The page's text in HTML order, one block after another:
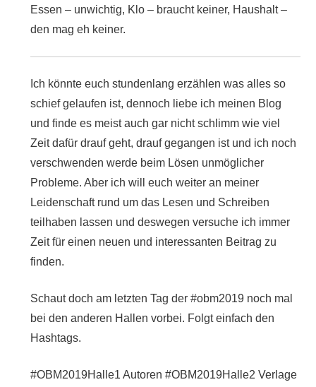
Essen – unwichtig, Klo – braucht keiner, Haushalt –
den mag eh keiner.
Ich könnte euch stundenlang erzählen was alles so
schief gelaufen ist, dennoch liebe ich meinen Blog
und finde es meist auch gar nicht schlimm wie viel
Zeit dafür drauf geht, drauf gegangen ist und ich noch
verschwenden werde beim Lösen unmöglicher
Probleme. Aber ich will euch weiter an meiner
Leidenschaft rund um das Lesen und Schreiben
teilhaben lassen und deswegen versuche ich immer
Zeit für einen neuen und interessanten Beitrag zu
finden.
Schaut doch am letzten Tag der #obm2019 noch mal
bei den anderen Hallen vorbei. Folgt einfach den
Hashtags.
#OBM2019Halle1 Autoren #OBM2019Halle2 Verlage